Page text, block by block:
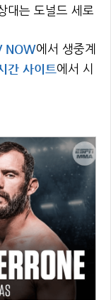
대는 도널드 세로
NOW에서 생중계
간 사이트에서 시